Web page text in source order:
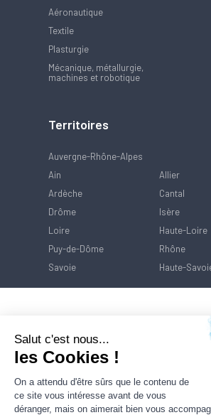
Aéronautique
Textile
Plasturgie
Mécanique, métallurgie,
machines et robotique
Territoires
Auvergne-Rhône-Alpes
Ain
Allier
Ardèche
Cantal
Drôme
Isère
Loire
Haute-Loire
Puy-de-Dôme
Rhône
Savoie
Haute-
Salut c'est nous...
les Cookies !
On a attendu d'être sûrs que le contenu de
ce site vous intéresse avant de vous
déranger, mais on aimerait bien vous